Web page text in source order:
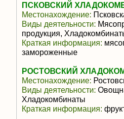
ПСКОВСКИЙ
Местонахождение:
Виды деятельности:
продукция,
Краткая информация:
замороженные
РОСТОВСКИЙ
Местонахождение:
Виды деятельности:
Хладокомбинаты
Краткая информация: